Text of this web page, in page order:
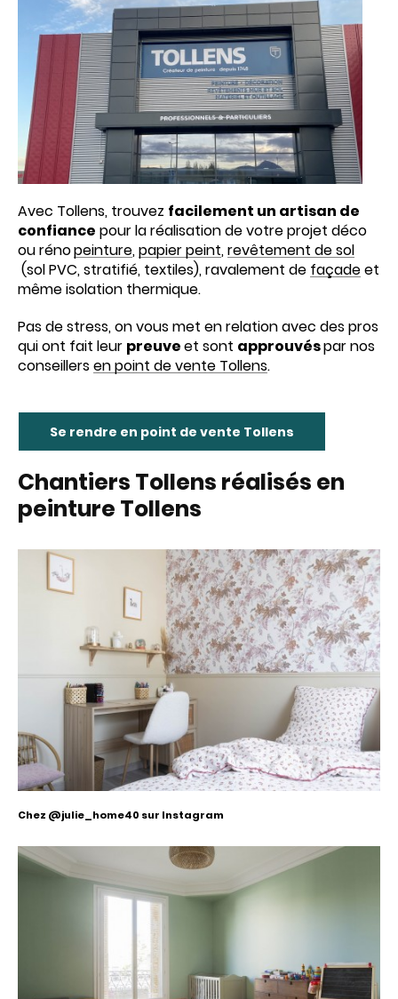
Avec Tollens, trouvez facilement un artisan de
confiance pour la réalisation de votre projet déco
ou rénopeinture,papier peint,revêtement de sol
(sol PVC, stratifié, textiles), ravalement de façadeet
même isolation thermique.
Pas de stress, on vous met en relation avec des pros
qui ont fait leur preuveet sont approuvéspar nos
conseillersen point de vente Tollens.
Se rendre en point de vente Tollens
Chantiers Tollens réalisés en
peinture Tollens
Chez @julie_home40 sur Instagram